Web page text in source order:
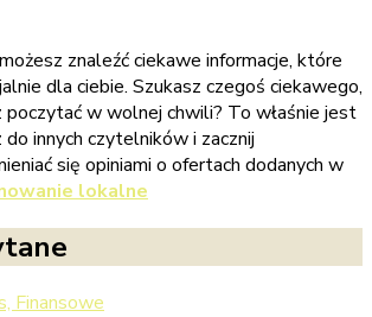
koszty
znaleźć ciekawe informacje, które
dla ciebie. Szukasz czegoś ciekawego,
poczytać w wolnej chwili? To właśnie jest
do innych czytelników i zacznij
się opiniami o ofertach dodanych w
lokalne
Finansowe